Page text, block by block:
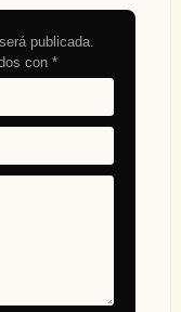
publicada.
con *